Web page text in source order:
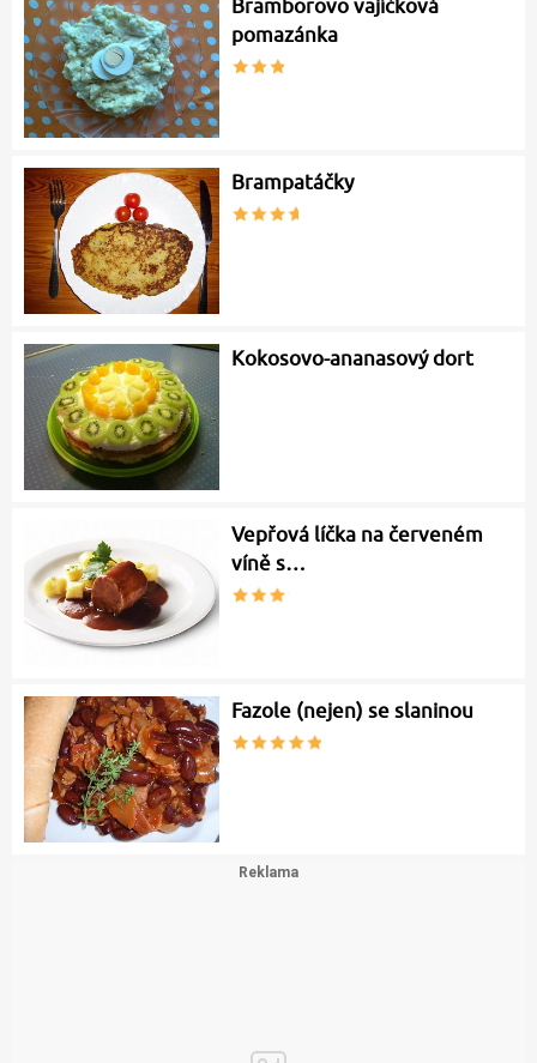
Bramborovo vajíčková
pomazánka
Brampatáčky
Kokosovo-ananasový dort
Vepřová líčka na červeném
víně s…
Fazole (nejen) se slaninou